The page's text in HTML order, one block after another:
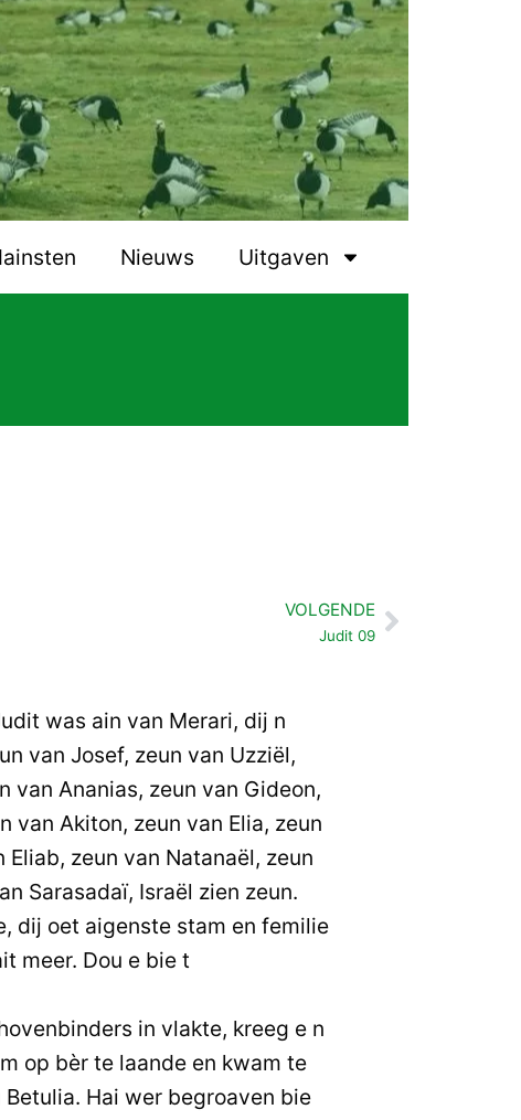
Nieuws Uitgaven
VOLGENDE
Judit 09Volgende
was ain van Merari, dij n
van Josef, zeun van Uzziël,
van Ananias, zeun van Gideon,
van Akiton, zeun van Elia, zeun
Eliab, zeun van Natanaël, zeun
Sarasadaï, Israël zien zeun.
dij oet aigenste stam en femilie
meer. Dou e bie t
in vlakte, kreeg e n
op bèr te laande en kwam te
Hai wer begroaven bie